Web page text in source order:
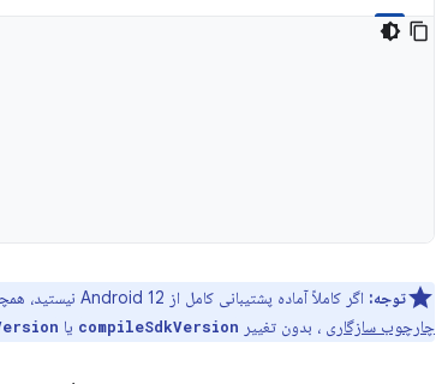
توجه: اگر کاملاً آماده پشتیبانی کامل از Android 12 نیستید، همچنان می‌توانید با استفاده از یک برنامه قابل اشکال‌زدایی، دستگاه Android 12 و
چارچوب سازگاری ، بدون تغییر compileSdkVersion یا